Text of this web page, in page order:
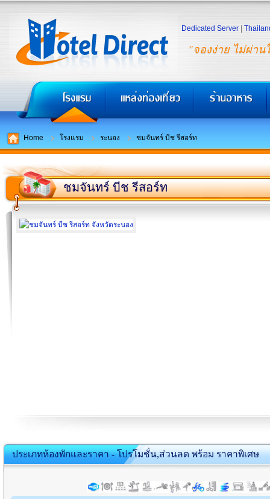
"จองง่าย ไม่ผ่าน
Dedicated Server
Home โรงแรม ระนอง ชมจันทร์ บีช รีสอร์ท
ชมจันทร์ บีช รีสอร์ท
ประเภทห้องพักและราคา - โปรโมชั่น,ส่วนลด พร้อม ราคาพิเศษ